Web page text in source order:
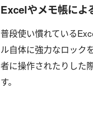
Excelやメモ帳によ
普段使い慣れている
ル自体に強力なロック
者に操作されたりした
す。